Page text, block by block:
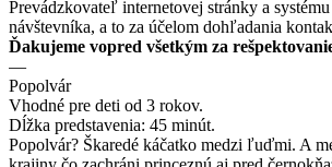
Prevádzkovateľ internetovej stránky a
návštevníka, a to za účelom dohľadania
Ďakujeme vopred všetkým za
—
Popolvár
Vhodné pre deti od 3 rokov.
Dĺžka predstavenia: 45 minút.
Popolvár? Škaredé káčatko medzi ľuďmi. A